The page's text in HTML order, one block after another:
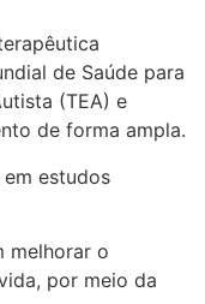
de Saúde para
(TEA) e
de forma ampla.
estudos
melhorar o
por meio da